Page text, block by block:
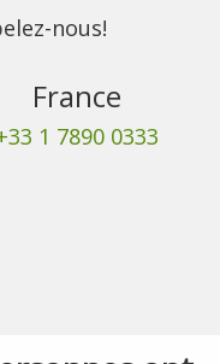
nous!
France
1 7890 0333